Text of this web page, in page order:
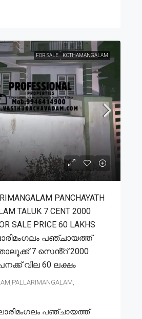
FOR SALE KOTHAMANGALAM
PANCHAYATH
TALUK 7 CENT 2000
SALE PRICE 60 LAKHS
പഞ്ചായത്ത്
7 സെൻ്റ് 2000
വില 60 ലക്ഷം
പഞ്ചായത്ത്